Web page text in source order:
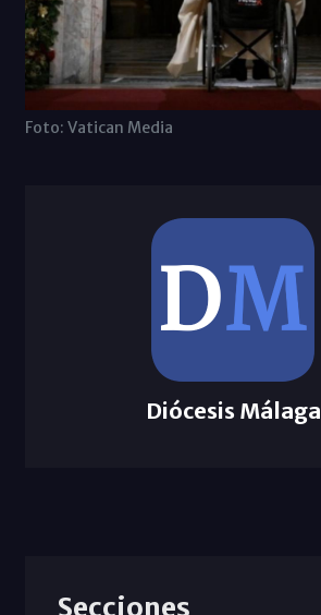
Foto: Vatican Media
Diócesis Málaga
Secciones